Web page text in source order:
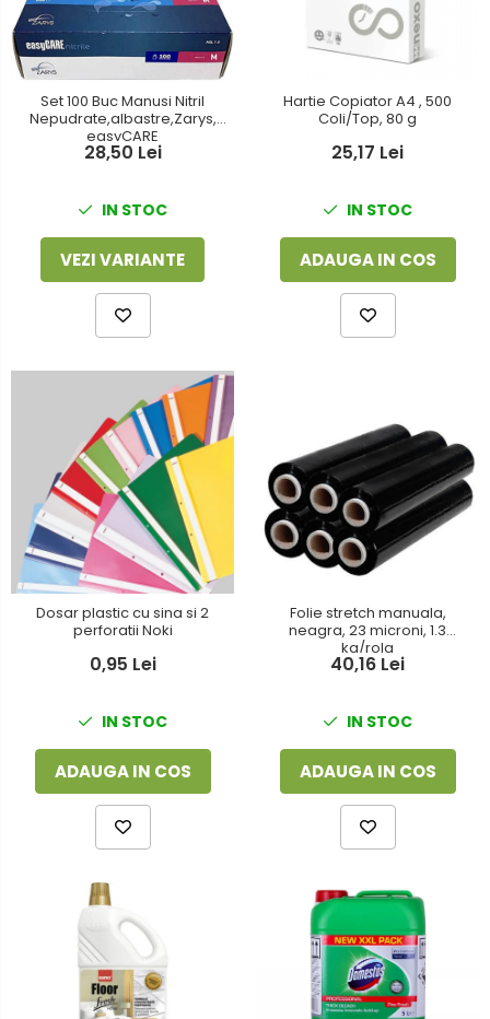
Foarfeci
Lipiciuri
Perforatoare
Suporturi pentru accesorii
Tavite pentru Documente
Tusuri si tusiere
Detergenti vase
Dispensere si consumabile
Europubele
Hartie igienica
Odorizante
Produse din hartie
Prosoape din hartie
Sapunuri si dezinfectanti
Uz universal
Set 100 Buc Manusi Nitril
Nepudrate,albastre,Zarys,
easyCARE
28,50 Lei
IN STOC
VEZI VARIANTE
Hartie Copiator A4 , 500
Coli/Top, 80 g
25,17 Lei
IN STOC
ADAUGA IN COS
Dosar plastic cu sina si 2
perforatii Noki
0,95 Lei
IN STOC
ADAUGA IN COS
Folie stretch manuala,
neagra, 23 microni, 1.3
kg/rola
40,16 Lei
IN STOC
ADAUGA IN COS